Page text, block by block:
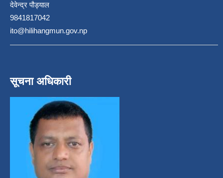
देवेन्द्र पौड्याल
9841817042
ito@hilihangmun.gov.np
सूचना अधिकारी